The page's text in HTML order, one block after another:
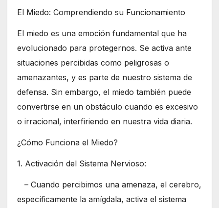
El Miedo: Comprendiendo su Funcionamiento
El miedo es una emoción fundamental que ha
evolucionado para protegernos. Se activa ante
situaciones percibidas como peligrosas o
amenazantes, y es parte de nuestro sistema de
defensa. Sin embargo, el miedo también puede
convertirse en un obstáculo cuando es excesivo
o irracional, interfiriendo en nuestra vida diaria.
¿Cómo Funciona el Miedo?
1. Activación del Sistema Nervioso:
– Cuando percibimos una amenaza, el cerebro,
específicamente la amígdala, activa el sistema